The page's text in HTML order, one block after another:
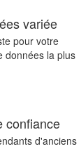
variée
pour votre
données la plus
confiance
d'anciens